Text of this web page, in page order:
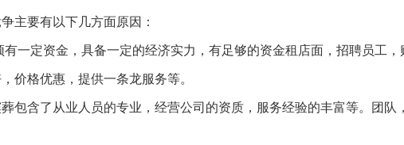
主要有以下几方面原因：
一定资金，具备一定的经济实力，有足够的资金租店面，招聘员工，
价格优惠，提供一条龙服务等。
包含了从业人员的专业，经营公司的资质，服务经验的丰富等。团队